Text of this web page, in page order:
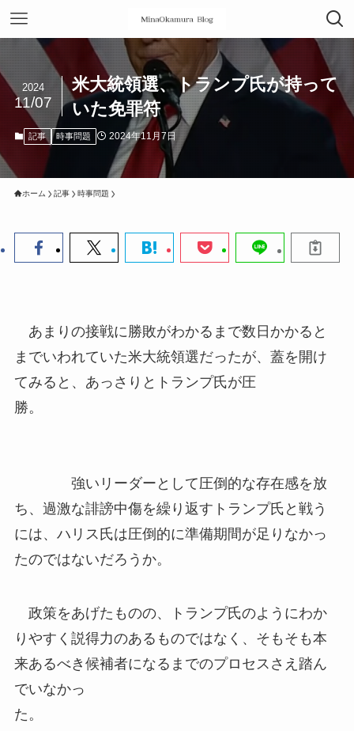
米大統領選、トランプ氏が持って
いた免罪符
2024
11/07
記事 時事問題 2024年11月7日
ホーム 記事 時事問題
あまりの接戦に勝敗がわかるまで数日かかると
までいわれていた米大統領選だったが、蓋を開け
てみると、あっさりとトランプ氏が圧
勝。
強いリーダーとして圧倒的な存在感を放
ち、過激な誹謗中傷を繰り返すトランプ氏と戦う
には、ハリス氏は圧倒的に準備期間が足りなかっ
たのではないだろうか。
政策をあげたものの、トランプ氏のようにわか
りやすく説得力のあるものではなく、そもそも本
来あるべき候補者になるまでのプロセスさえ踏ん
でいなかっ
た。